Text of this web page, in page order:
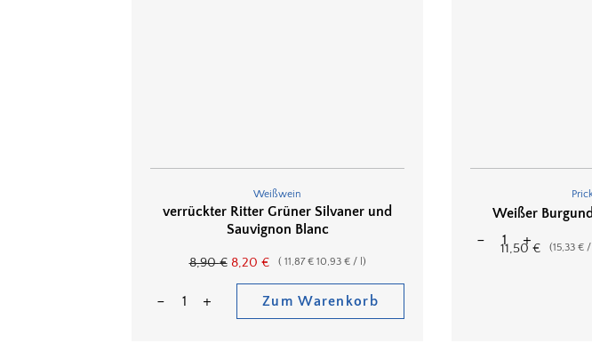
Weißwein
verrückter Ritter Grüner Silvaner und
Sauvignon Blanc
8,90€ 8,20 € ( 11,87€ 10,93 €/ )
Zum Warenkorb
Weißer
11,50 € (15,33 € /